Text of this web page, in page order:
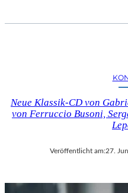
Neue Klassik-CD von
von Ferruccio Busoni,
Veröffentlicht am:27.